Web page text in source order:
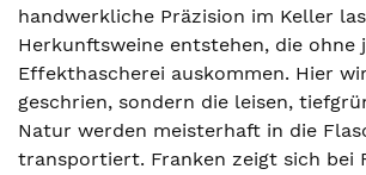
handwerkliche Präzision im Keller
Herkunftsweine entstehen, die ohne
Effekthascherei auskommen. Hier
geschrien, sondern die leisen,
Natur werden meisterhaft in die
transportiert. Franken zeigt sich bei